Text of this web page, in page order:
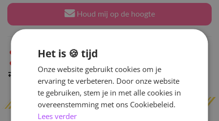
Houd mij op de hoogte
Niet op voorraad in Arnhem
Indien op voorraadbinnen 2 werkdagenverzonden
Het is 🍪 tijd
Onze website gebruikt cookies om je
ervaring te verbeteren. Door onze website
te gebruiken, stem je in met alle cookies in
overeenstemming met ons Cookiebeleid.
Lees verder